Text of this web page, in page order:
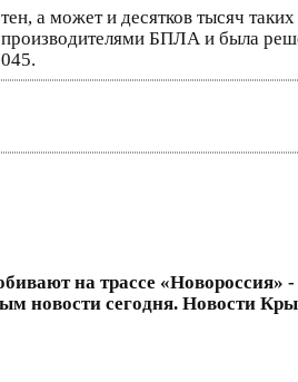
а может и десятков тысяч
производителями БПЛА и была
на трассе «Новороссия»
новости сегодня. Новости